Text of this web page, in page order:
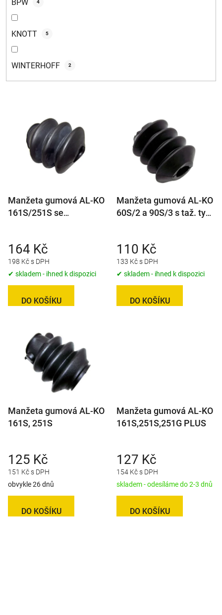
BPW 4
KNOTT 5
WINTERHOFF 2
o
d
k
ů
Manžeta gumová AL-KO
161S/251S se
Compact
198 Kč s DPH
164 Kč
✔ skladem - ihned k dispozici
DO KOŠÍKU
Manžeta gumová AL-KO
60S/2 a 90S/3 s taž. tyčí
133 Kč s DPH
110 Kč
✔ skladem - ihned k dispozici
DO KOŠÍKU
Manžeta gumová AL-KO
161S, 251S
151 Kč s DPH
125 Kč
obvykle 26 dnů
DO KOŠÍKU
Manžeta gumová AL-KO
161S,251S,251G PLUS
154 Kč s DPH
127 Kč
skladem - odesíláme do 2-3 dnů
DO KOŠÍKU